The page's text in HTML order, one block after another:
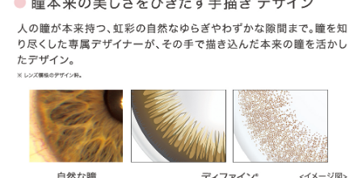
ITEM REVIEWS
この商品のレビュー
この商品のレビューはまだありません。
商品レビューの投稿は ログインが必要です。
OTHER COLOR